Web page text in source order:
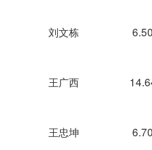
刘文栋
王广西
王忠坤